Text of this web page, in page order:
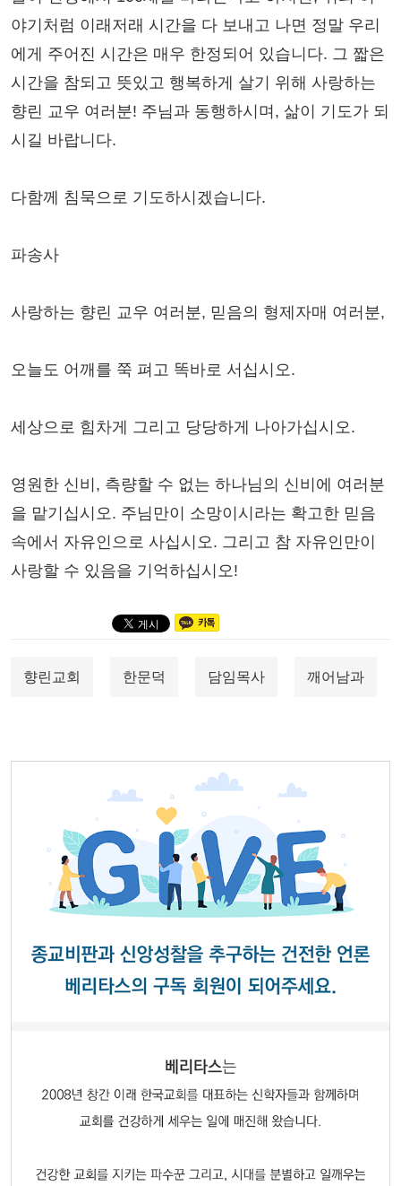
야기처럼 이래저래 시간을 다 보내고 나면 정말 우리
에게 주어진 시간은 매우 한정되어 있습니다. 그 짧은
시간을 참되고 뜻있고 행복하게 살기 위해 사랑하는
향린 교우 여러분! 주님과 동행하시며, 삶이 기도가 되
시길 바랍니다.
다함께 침묵으로 기도하시겠습니다.
파송사
사랑하는 향린 교우 여러분, 믿음의 형제자매 여러분,
오늘도 어깨를 쭉 펴고 똑바로 서십시오.
세상으로 힘차게 그리고 당당하게 나아가십시오.
영원한 신비, 측량할 수 없는 하나님의 신비에 여러분
을 맡기십시오. 주님만이 소망이시라는 확고한 믿음
속에서 자유인으로 사십시오. 그리고 참 자유인만이
사랑할 수 있음을 기억하십시오!
향린교회 한문덕 담임목사 깨어남과